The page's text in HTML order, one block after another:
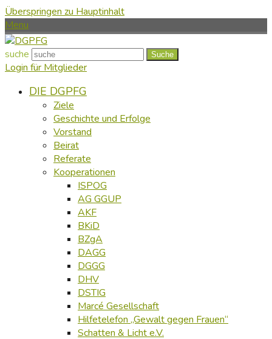
Überspringen zu Hauptinhalt
Menu
suche Suche
Login für Mitglieder
DIE DGPFG
Ziele
Geschichte und Erfolge
Vorstand
Beirat
Referate
Kooperationen
ISPOG
AG GGUP
AKF
BKiD
BZgA
DAGG
DGGG
DHV
DSTIG
Marcé Gesellschaft
Hilfetelefon „Gewalt gegen Frauen“
Schatten & Licht e.V.